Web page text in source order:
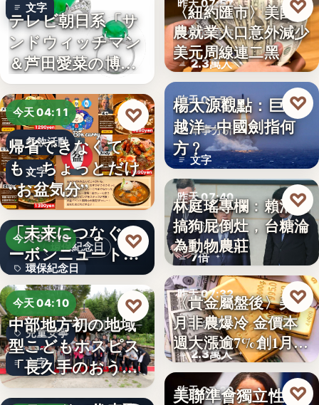
文字
テレビ朝日系「サ
ンドウィッチマン
＆芦田愛菜の博士
ちゃん」…
今天 04:11
餐飲活動
文字
帰省できなくて
も、ちょっとだけ
“お盆気分”
♡
環保紀念日
今天 04:10
環保紀念日
文字
日本JC、9月3日を
「未来につなぐカ
ーボンニュートラ
ルの…
♡
今天 04:10
兒童安寧
文字
中部地方初の地域
型こどもホスピス
「長久手のおう
ち」が愛知…
♡
株式会社青山メイ
昨天 07:57
財經匯市
2.3萬人
〈紐約匯市〉美國非
農就業人口意外減少
美元周線連二黑
♡
昨天 07:50
軍事分析
文字
楊太源觀點：巨浪
越洋─中國劍指何
方﹖
♡
昨天 07:40
政治食安
7倍
林庭瑤專欄：賴清德
搞狗屁倒灶，台糖淪
為動物農莊
♡
昨天 07:32
貴金屬
2.3萬人
〈貴金屬盤後〉美7
月非農爆冷 金價本
週大漲逾7%創1月
來…
♡
昨天 07:30
美聯準會獨立性再
♡